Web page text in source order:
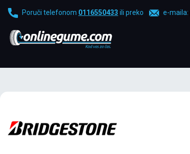
Poruči telefonom 0116550433 ili preko e-maila: